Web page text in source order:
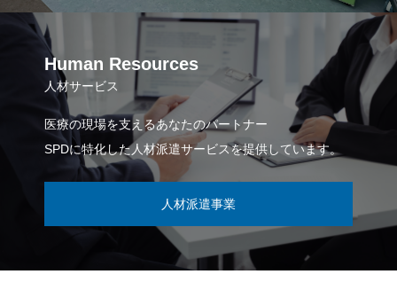
Human Resources
人材サービス
医療の現場を支えるあなたのパートナー
SPDに特化した人材派遣サービスを提供しています。
人材派遣事業